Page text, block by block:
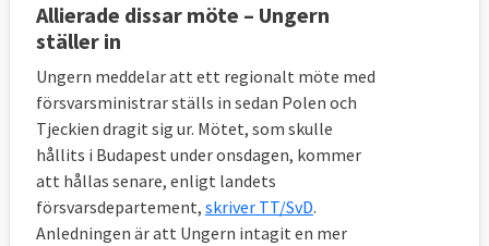
Allierade dissar möte – Ungern
ställer in
Ungern meddelar att ett regionalt möte med
försvarsministrar ställs in sedan Polen och
Tjeckien dragit sig ur. Mötet, som skulle
hållits i Budapest under onsdagen, kommer
att hållas senare, enligt landets
försvarsdepartement, skriver TT/SvD.
Anledningen är att Ungern intagit en mer